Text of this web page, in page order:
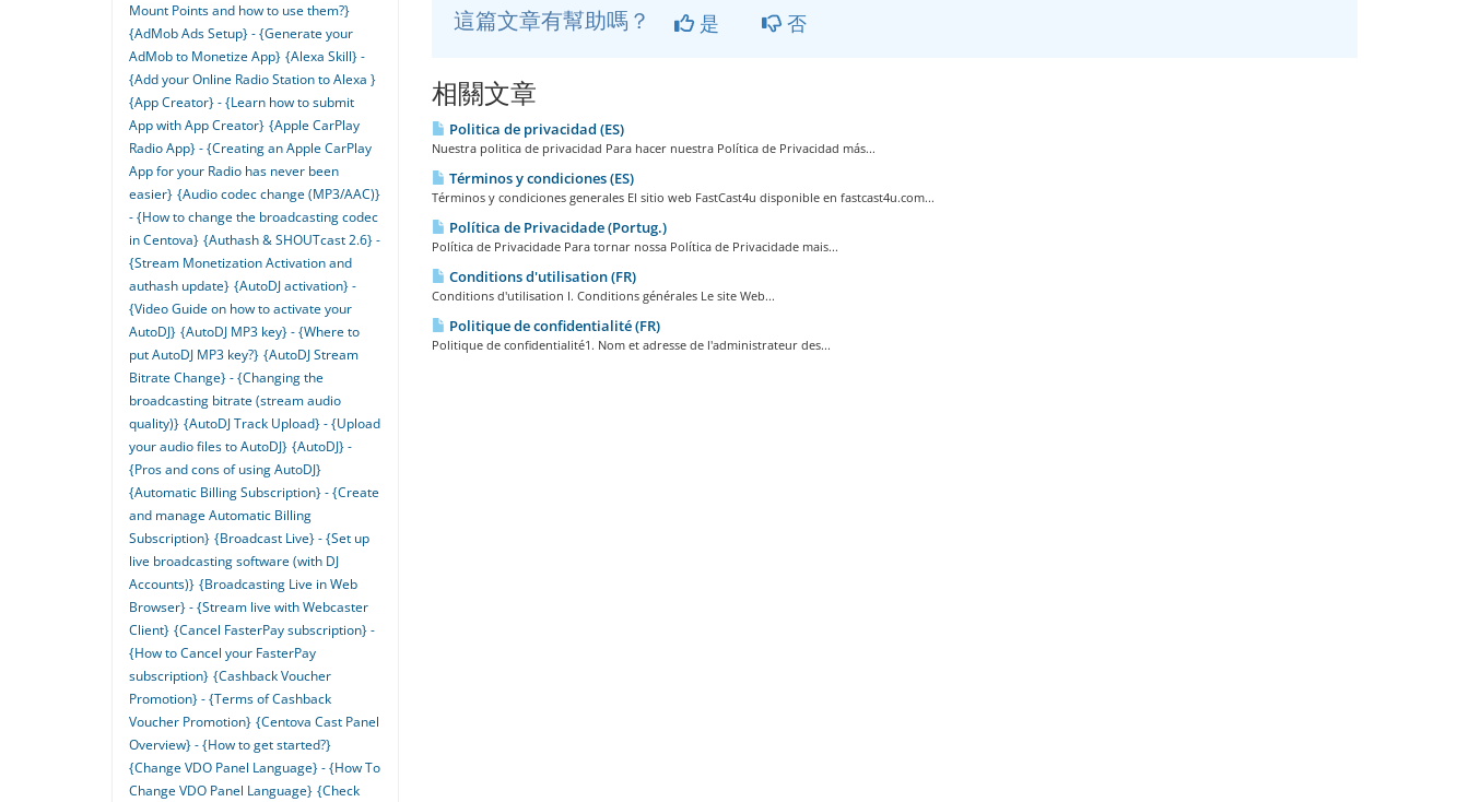
這篇文章有幫助嗎？ 是 否
相關文章
Politica de privacidad (ES)
Nuestra politica de privacidad Para hacer nuestra Política de Privacidad más...
Términos y condiciones (ES)
Términos y condiciones generales El sitio web FastCast4u disponible en fastcast4u.com...
Política de Privacidade (Portug.)
Política de Privacidade Para tornar nossa Política de Privacidade mais...
Conditions d'utilisation (FR)
Conditions d'utilisation I. Conditions générales Le site Web...
Politique de confidentialité (FR)
Politique de confidentialité1. Nom et adresse de l'administrateur des...
Mount Points and how to use them?}
{AdMob Ads Setup} - {Generate your
AdMob to Monetize App} {Alexa Skill} -
{Add your Online Radio Station to Alexa }
{App Creator} - {Learn how to submit
App with App Creator} {Apple CarPlay
Radio App} - {Creating an Apple CarPlay
App for your Radio has never been
easier} {Audio codec change (MP3/AAC)}
- {How to change the broadcasting codec
in Centova} {Authash & SHOUTcast 2.6} -
{Stream Monetization Activation and
authash update} {AutoDJ activation} -
{Video Guide on how to activate your
AutoDJ} {AutoDJ MP3 key} - {Where to
put AutoDJ MP3 key?} {AutoDJ Stream
Bitrate Change} - {Changing the
broadcasting bitrate (stream audio
quality)} {AutoDJ Track Upload} - {Upload
your audio files to AutoDJ} {AutoDJ} -
{Pros and cons of using AutoDJ}
{Automatic Billing Subscription} - {Create
and manage Automatic Billing
Subscription} {Broadcast Live} - {Set up
live broadcasting software (with DJ
Accounts)} {Broadcasting Live in Web
Browser} - {Stream live with Webcaster
Client} {Cancel FasterPay subscription} -
{How to Cancel your FasterPay
subscription} {Cashback Voucher
Promotion} - {Terms of Cashback
Voucher Promotion} {Centova Cast Panel
Overview} - {How to get started?}
{Change VDO Panel Language} - {How To
Change VDO Panel Language} {Check